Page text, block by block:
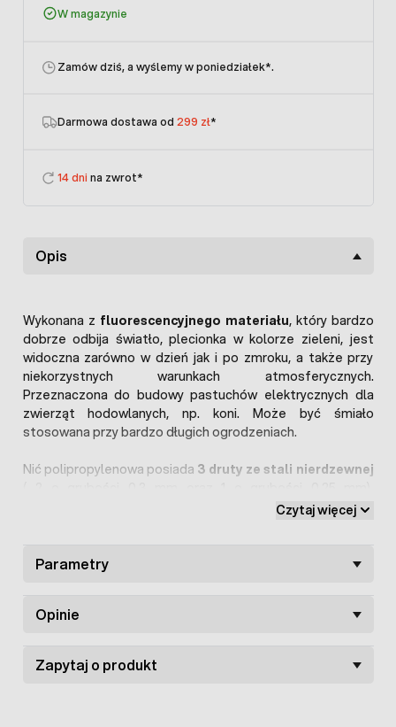
W magazynie
Zamów dziś, a wyślemy w poniedziałek*.
Darmowa dostawa od 299 zł*
14 dni na zwrot*
Opis
Wykonana z fluorescencyjnego materiału, który bardzo
dobrze odbija światło, plecionka w kolorze zieleni, jest
widoczna zarówno w dzień jak i po zmroku, a także przy
niekorzystnych warunkach atmosferycznych.
Przeznaczona do budowy pastuchów elektrycznych dla
zwierząt hodowlanych, np. koni. Może być śmiało
stosowana przy bardzo długich ogrodzeniach.
Nić polipropylenowa posiada 3 druty ze stali nierdzewnej
Wykorzystany materiał jest bardzo dobrym przewodnikiem
podchodzi już ono do ogrodzenia. Niezaprzeczalną zaletą
niezawodne działanie.
Niniejszy produkt, na skutek swoich właściwości (dobra
widoczność), wykorzystywana jest również w miejscach
Czytaj więcej
Parametry
Opinie
Zapytaj o produkt